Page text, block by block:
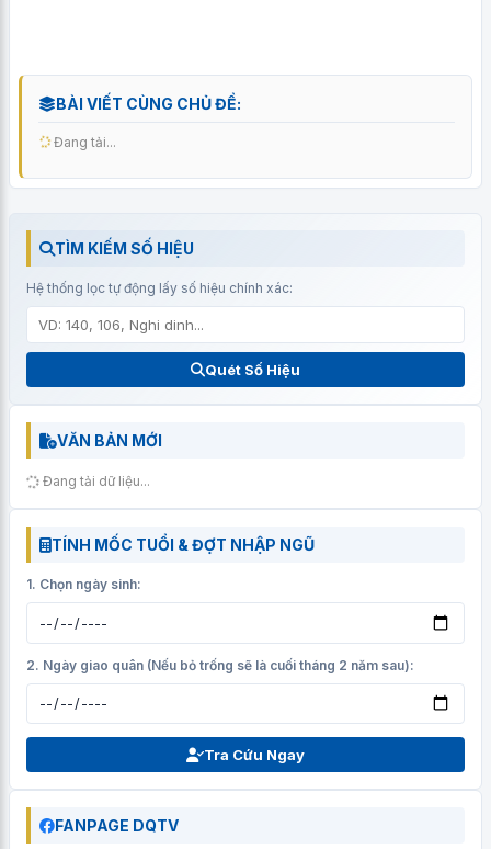
BÀI VIẾT CÙNG CHỦ ĐỀ:
Đang tải...
TÌM KIẾM SỐ HIỆU
Hệ thống lọc tự động lấy số hiệu chính xác:
Quét Số Hiệu
VĂN BẢN MỚI
Đang tải dữ liệu...
TÍNH MỐC TUỔI & ĐỢT NHẬP NGŨ
1. Chọn ngày sinh:
2. Ngày giao quân (Nếu bỏ trống sẽ là cuối tháng 2 năm sau):
Tra Cứu Ngay
FANPAGE DQTV